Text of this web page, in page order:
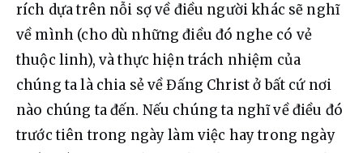
rích dựa trên nỗi sợ về điều người khác sẽ nghĩ
về mình (cho dù những điều đó nghe có vẻ
thuộc linh), và thực hiện trách nhiệm của
chúng ta là chia sẻ về Đấng Christ ở bất cứ nơi
nào chúng ta đến. Nếu chúng ta nghĩ về điều đó
trước tiên trong ngày làm việc hay trong ngày